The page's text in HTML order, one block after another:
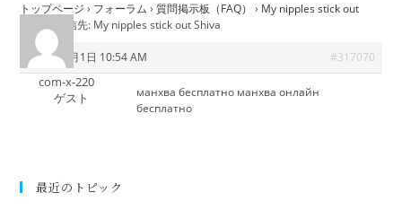
トップページ › フォーラム › 質問掲示板（FAQ） › My nipples stick out
返信先: My nipples stick out Shiva
2025年8月1日 10:54 AM #317070
com-x-220
ゲスト
манхва бесплатно манхва онлайн
бесплатно
最近のトピック